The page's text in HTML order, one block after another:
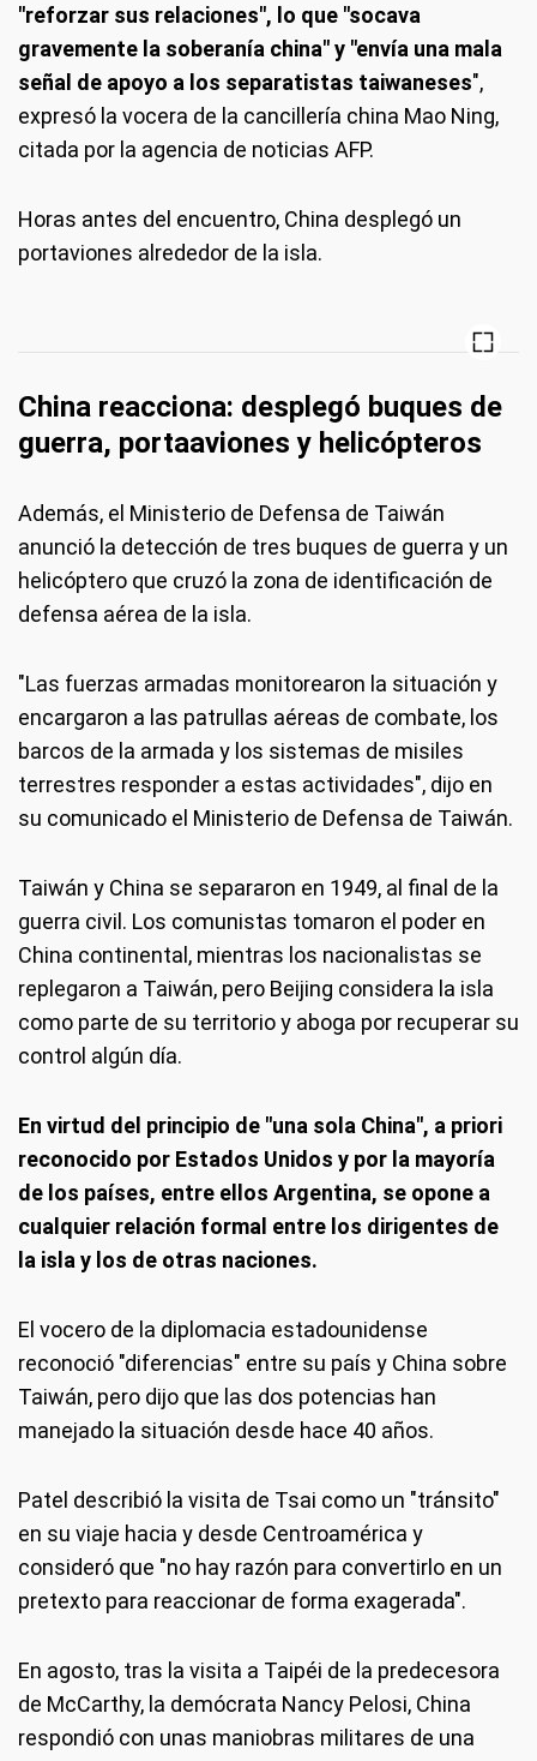
"reforzar sus relaciones", lo que "socava
gravemente la soberanía china" y "envía una mala
señal de apoyo a los separatistas taiwaneses",
expresó la vocera de la cancillería china Mao Ning,
citada por la agencia de noticias AFP.
Horas antes del encuentro, China desplegó un
portaviones alrededor de la isla.
China reacciona: desplegó buques de
guerra, portaaviones y helicópteros
Además, el Ministerio de Defensa de Taiwán
anunció la detección de tres buques de guerra y un
helicóptero que cruzó la zona de identificación de
defensa aérea de la isla.
"Las fuerzas armadas monitorearon la situación y
encargaron a las patrullas aéreas de combate, los
barcos de la armada y los sistemas de misiles
terrestres responder a estas actividades", dijo en
su comunicado el Ministerio de Defensa de Taiwán.
Taiwán y China se separaron en 1949, al final de la
guerra civil. Los comunistas tomaron el poder en
China continental, mientras los nacionalistas se
replegaron a Taiwán, pero Beijing considera la isla
como parte de su territorio y aboga por recuperar su
control algún día.
En virtud del principio de "una sola China", a priori
reconocido por Estados Unidos y por la mayoría
de los países, entre ellos Argentina, se opone a
cualquier relación formal entre los dirigentes de
la isla y los de otras naciones.
El vocero de la diplomacia estadounidense
reconoció "diferencias" entre su país y China sobre
Taiwán, pero dijo que las dos potencias han
manejado la situación desde hace 40 años.
Patel describió la visita de Tsai como un "tránsito"
en su viaje hacia y desde Centroamérica y
consideró que "no hay razón para convertirlo en un
pretexto para reaccionar de forma exagerada".
En agosto, tras la visita a Taipéi de la predecesora
de McCarthy, la demócrata Nancy Pelosi, China
respondió con unas maniobras militares de una